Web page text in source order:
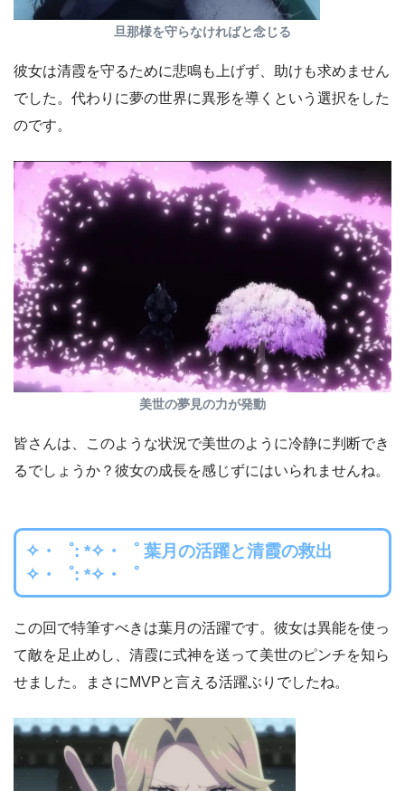
旦那様を守らなければと念じる
彼女は清霞を守るために悲鳴も上げず、助けも求めません
でした。代わりに夢の世界に異形を導くという選択をした
のです。
美世の夢見の力が発動
皆さんは、このような状況で美世のように冷静に判断でき
るでしょうか？彼女の成長を感じずにはいられませんね。
✧・゜: *✧・゜ 葉月の活躍と清霞の救出
✧・゜: *✧・゜
この回で特筆すべきは葉月の活躍です。彼女は異能を使っ
て敵を足止めし、清霞に式神を送って美世のピンチを知ら
せました。まさにMVPと言える活躍ぶりでしたね。